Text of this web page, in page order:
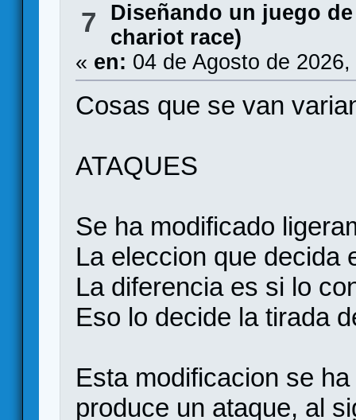
7
Diseñando un juego
chariot race)
« en: 04 de Agosto de
Cosas que se van
ATAQUES
Se ha modificado
La eleccion que decida
La diferencia es si lo
Eso lo decide la tirada
Esta modificacion se
produce un ataque, al